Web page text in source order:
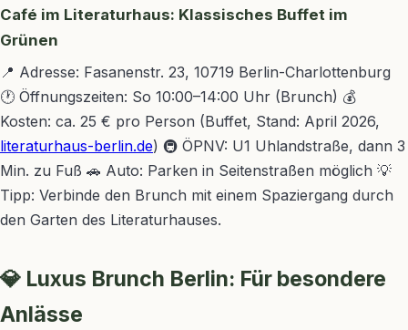
Café im Literaturhaus: Klassisches Buffet im
Grünen
📍 Adresse: Fasanenstr. 23, 10719 Berlin-Charlottenburg
🕐 Öffnungszeiten: So 10:00–14:00 Uhr (Brunch) 💰
Kosten: ca. 25 € pro Person (Buffet, Stand: April 2026,
literaturhaus-berlin.de) 🚇 ÖPNV: U1 Uhlandstraße, dann 3
Min. zu Fuß 🚗 Auto: Parken in Seitenstraßen möglich 💡
Tipp: Verbinde den Brunch mit einem Spaziergang durch
den Garten des Literaturhauses.
💎 Luxus Brunch Berlin: Für besondere
Anlässe